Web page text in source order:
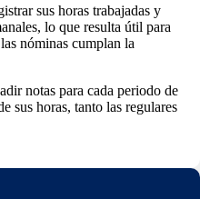
sus horas trabajadas y
lo que resulta útil para
nóminas cumplan la
notas para cada periodo de
sus horas, tanto las regulares